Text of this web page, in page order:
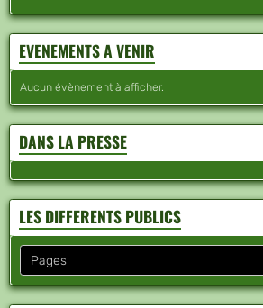
EVENEMENTS A VENIR
Aucun évènement à afficher.
DANS LA PRESSE
LES DIFFERENTS PUBLICS